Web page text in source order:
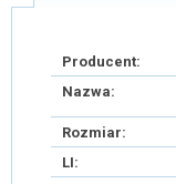
Producent:
Nazwa:
Rozmiar:
LI: